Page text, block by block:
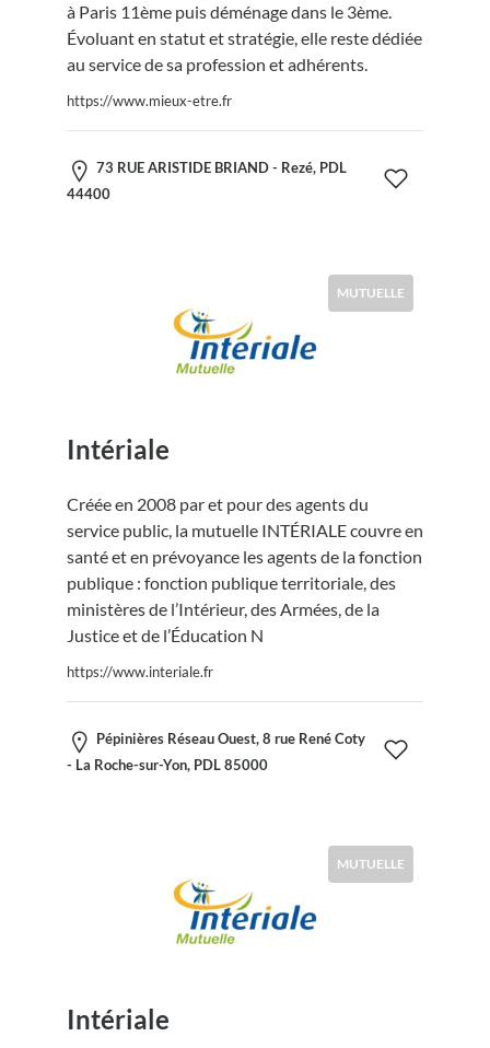
à Paris 11ème puis déménage dans le 3ème.
Évoluant en statut et stratégie, elle reste dédiée
au service de sa profession et adhérents.
https://www.mieux-etre.fr
73 RUE ARISTIDE BRIAND - Rezé, PDL
44400
MUTUELLE
Intériale
Créée en 2008 par et pour des agents du
service public, la mutuelle INTÉRIALE couvre en
santé et en prévoyance les agents de la fonction
publique : fonction publique territoriale, des
ministères de l’Intérieur, des Armées, de la
Justice et de l’Éducation N
https://www.interiale.fr
Pépinières Réseau Ouest, 8 rue René Coty
- La Roche-sur-Yon, PDL 85000
MUTUELLE
Intériale